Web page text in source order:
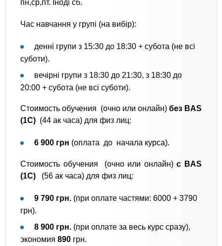
пн,ср,пт. Іноді сб.
Час навчання у групі (на вибір):
денні групи з 15:30 до 18:30 + субота (не всі
суботи).
вечірні групи з 18:30 до 21:30, з 18:30 до
20:00 + субота (не всі суботи).
Стоимость обучения (очно или онлайн) без BAS
(1С) (44 ак часа) для физ лиц:
6 900 грн (оплата до начала курса).
Стоимость обучения (очно или онлайн)с BAS
(1С)
(56 ак часа) для физ лиц:
9 790 грн. (при оплате частями: 6000 + 3790
грн).
8 900 грн. (при оплате за весь курс сразу),
экономия 890 грн.